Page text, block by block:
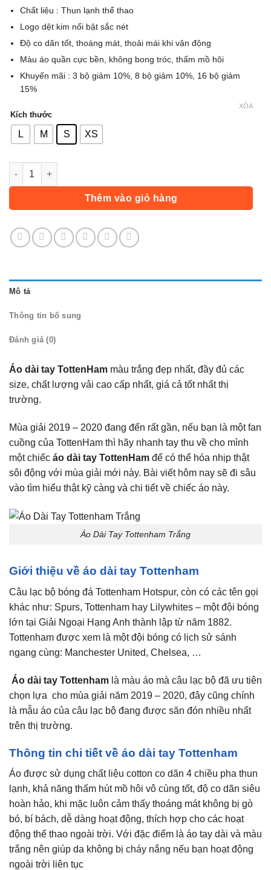
Chất liệu : Thun lạnh thể thao
Logo dệt kim nổi bật sắc nét
Độ co dãn tốt, thoáng mát, thoải mái khi vận động
Màu áo quần cực bền, không bong tróc, thấm mồ hôi
Khuyến mãi : 3 bộ giảm 10%, 8 bộ giảm 10%, 16 bộ giảm
15%
Kích thước
L M S XS
XÓA
Áo Dài Tay Tottenham - Trắng số lượng
Thêm vào giỏ hàng
Mô tả
Thông tin bổ sung
Đánh giá (0)
Áo dài tay TottenHam màu trắng đẹp nhất, đầy đủ các
size, chất lượng vải cao cấp nhất, giá cả tốt nhất thị
trường.
Mùa giải 2019 – 2020 đang đến rất gần, nếu bạn là một fan
cuồng của TottenHam thì hãy nhanh tay thu về cho mình
một chiếc áo dài tay TottenHam để có thể hóa nhịp thật
sôi động với mùa giải mới này. Bài viết hôm nay sẽ đi sâu
vào tìm hiểu thật kỹ càng và chi tiết về chiếc áo này.
Áo Dài Tay Tottenham Trắng
Giới thiệu về áo dài tay Tottenham
Câu lạc bộ bóng đá Tottenham Hotspur, còn có các tên gọi
khác như: Spurs, Tottenham hay Lilywhites – một đội bóng
lớn tại Giải Ngoại Hạng Anh thành lập từ năm 1882.
Tottenham được xem là một đội bóng có lịch sử sánh
ngang cùng: Manchester United, Chelsea, …
Áo dài tay Tottenham là màu áo mà câu lạc bộ đã ưu tiên
chọn lựa cho mùa giải năm 2019 – 2020, đây cũng chính
là mẫu áo của câu lạc bộ đang được săn đón nhiều nhất
trên thị trường.
Thông tin chi tiết về áo dài tay Tottenham
Áo được sử dụng chất liệu cotton co dãn 4 chiều pha thun
lạnh, khả năng thấm hút mồ hôi vô cùng tốt, độ co dãn siêu
hoàn hảo, khi mặc luôn cảm thấy thoáng mát không bị gò
bó, bí bách, dễ dàng hoạt động, thích hợp cho các hoạt
động thể thao ngoài trời. Với đặc điểm là áo tay dài và màu
trắng nên giúp da không bị cháy nắng nếu bạn hoạt động
ngoài trời liên tục